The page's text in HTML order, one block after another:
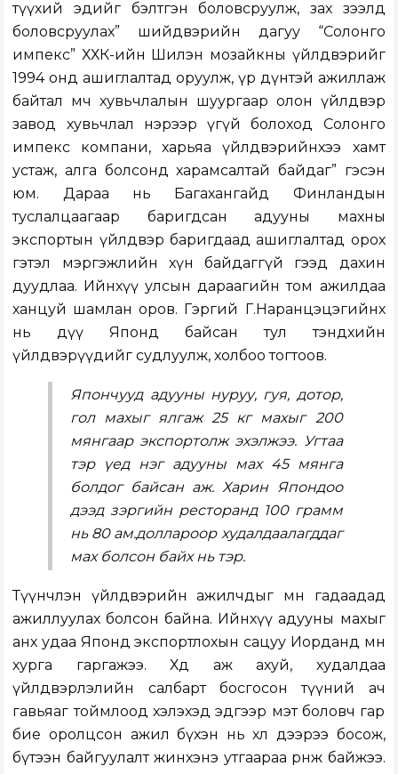
түүхий эдийг бэлтгэн боловсруулж, зах зээлд
боловсруулах” шийдвэрийн дагуу “Солонго
импекс” ХХК-ийн Шилэн мозайкны үйлдвэрийг
1994 онд ашиглалтад оруулж, үр дүнтэй ажиллаж
байтал өмч хувьчлалын шуургаар олон үйлдвэр
завод хувьчлал нэрээр үгүй болоход Солонго
импекс компани, харьяа үйлдвэрийнхээ хамт
устаж, алга болсонд харамсалтай байдаг” гэсэн
юм. Дараа нь Багахангайд Финландын
туслалцаагаар баригдсан адууны махны
экспортын үйлдвэр баригдаад ашиглалтад орох
гэтэл мэргэжлийн хүн байдаггүй гээд дахин
дуудлаа. Ийнхүү улсын дараагийн том ажилдаа
ханцуй шамлан оров. Гэргий Г.Наранцэцэгийнх
нь дүү Японд байсан тул тэндхийн
үйлдвэрүүдийг судлуулж, холбоо тогтоов.
Япончууд адууны нуруу, гуя, дотор,
гол махыг ялгаж 25 кг махыг 200
мянгаар экспортолж эхэлжээ. Угтаа
тэр үед нэг адууны мах 45 мянга
болдог байсан аж. Харин Япондоо
дээд зэргийн ресторанд 100 грамм
нь 80 ам.доллароор худалдаалагддаг
мах болсон байх нь тэр.
Түүнчлэн үйлдвэрийн ажилчдыг мөн гадаадад
ажиллуулах болсон байна. Ийнхүү адууны махыг
анх удаа Японд экспортлохын сацуу Иорданд мөн
хурга гаргажээ. Хөдөө аж ахуй, худалдаа
үйлдвэрлэлийн салбарт босгосон түүний ач
гавьяаг тоймлоод хэлэхэд эдгээр мэт боловч гар
бие оролцсон ажил бүхэн нь хөл дээрээ босож,
бүтээн байгуулалт жинхэнэ утгаараа өрнөж байжээ.